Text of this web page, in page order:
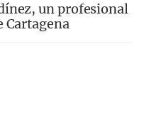
un profesional
Cartagena